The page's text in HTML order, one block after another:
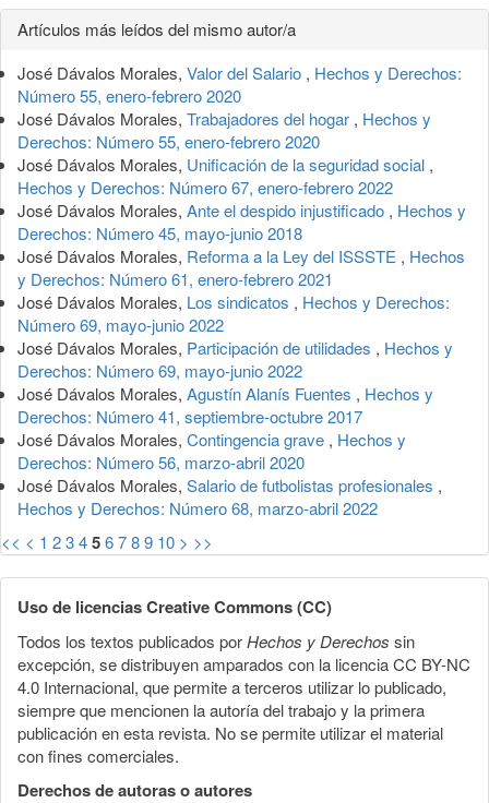
Detalles
del
artículo
Artículos más leídos del mismo autor/a
José Dávalos Morales, Valor del Salario , Hechos y Derechos:
Número 55, enero-febrero 2020
José Dávalos Morales, Trabajadores del hogar , Hechos y
Derechos: Número 55, enero-febrero 2020
José Dávalos Morales, Unificación de la seguridad social ,
Hechos y Derechos: Número 67, enero-febrero 2022
José Dávalos Morales, Ante el despido injustificado , Hechos y
Derechos: Número 45, mayo-junio 2018
José Dávalos Morales, Reforma a la Ley del ISSSTE , Hechos
y Derechos: Número 61, enero-febrero 2021
José Dávalos Morales, Los sindicatos , Hechos y Derechos:
Número 69, mayo-junio 2022
José Dávalos Morales, Participación de utilidades , Hechos y
Derechos: Número 69, mayo-junio 2022
José Dávalos Morales, Agustín Alanís Fuentes , Hechos y
Derechos: Número 41, septiembre-octubre 2017
José Dávalos Morales, Contingencia grave , Hechos y
Derechos: Número 56, marzo-abril 2020
José Dávalos Morales, Salario de futbolistas profesionales ,
Hechos y Derechos: Número 68, marzo-abril 2022
<< < 1 23456789 10 > >>
Uso de licencias Creative Commons (CC)
Todos los textos publicados porHechos y Derechos sin
excepción, se distribuyen amparados con la licencia CC BY-NC
4.0 Internacional, que permite a terceros utilizar lo publicado,
siempre que mencionen la autoría del trabajo y la primera
publicación en esta revista. No se permite utilizar el material
con fines comerciales.
Derechos de autoras o autores